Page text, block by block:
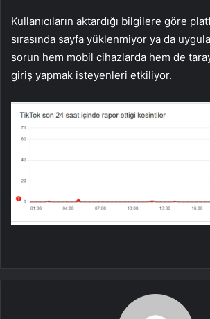
Kullanıcıların aktardığı bilgilere göre
sırasında sayfa yüklenmiyor ya da
sorun hem mobil cihazlarda hem de
giriş yapmak isteyenleri etkiliyor.